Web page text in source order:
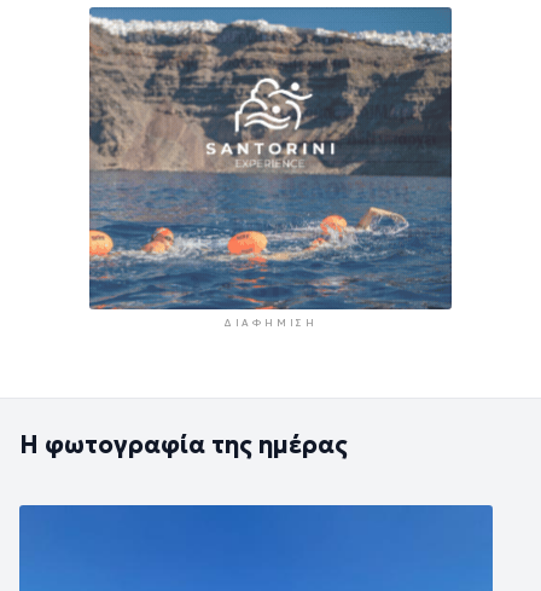
ΔΙΑΦΉΜΙΣΗ
Η φωτογραφία της ημέρας